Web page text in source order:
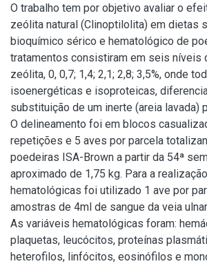
O trabalho tem por objetivo avaliar o
zeólita natural (Clinoptilolita) em dietas
bioquímico sérico e hematológico de
tratamentos consistiram em seis níveis
zeólita, 0, 0,7; 1,4; 2,1; 2,8; 3,5%, onde
isoenergéticas e isoproteicas,
substituição de um inerte (areia lavada)
O delineamento foi em blocos
repetições e 5 aves por parcela
poedeiras ISA-Brown a partir da 54ª
aproximado de 1,75 kg. Para a
hematológicas foi utilizado 1 ave por
amostras de 4ml de sangue da veia
As variáveis hematológicas foram:
plaquetas, leucócitos, proteínas
heterofilos, linfócitos, eosinófilos e